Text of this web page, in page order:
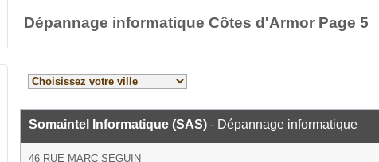
Dépannage informatique Côtes d'Armor Page 5
Somaintel Informatique (SAS) - Dépannage informatique
46 RUE MARC SEGUIN